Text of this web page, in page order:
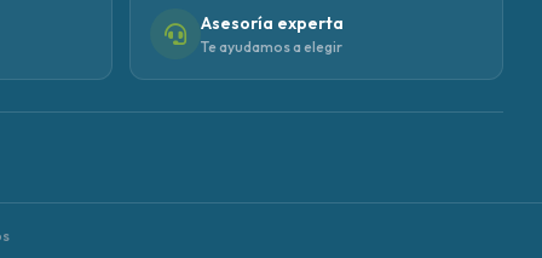
Asesoría experta
Te ayudamos a elegir